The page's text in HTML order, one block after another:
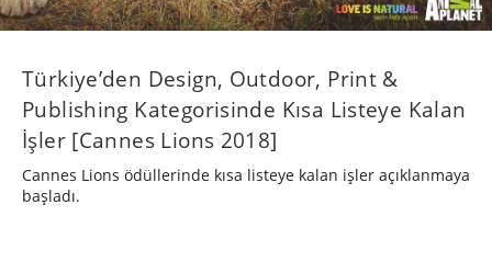
Türkiye’den Design, Outdoor, Print &
Publishing Kategorisinde Kısa Listeye Kalan
İşler [Cannes Lions 2018]
Cannes Lions ödüllerinde kısa listeye kalan işler açıklanmaya
başladı.